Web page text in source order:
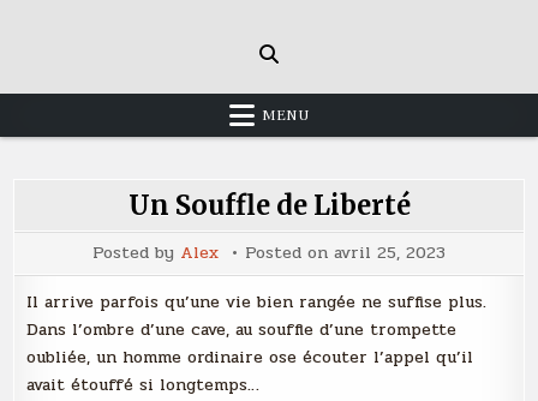
MENU
Un Souffle de Liberté
Posted by Alex Posted on avril 25, 2023
Il arrive parfois qu’une vie bien rangée ne suffise plus.
Dans l’ombre d’une cave, au souffle d’une trompette
oubliée, un homme ordinaire ose écouter l’appel qu’il
avait étouffé si longtemps…